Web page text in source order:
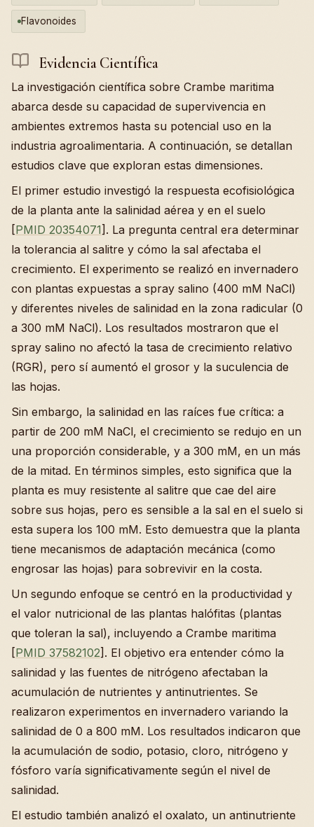
Flavonoides
Evidencia Científica
La investigación científica sobre Crambe maritima
abarca desde su capacidad de supervivencia en
ambientes extremos hasta su potencial uso en la
industria agroalimentaria. A continuación, se detallan
estudios clave que exploran estas dimensiones.
El primer estudio investigó la respuesta ecofisiológica
de la planta ante la salinidad aérea y en el suelo
[PMID 20354071]. La pregunta central era determinar
la tolerancia al salitre y cómo la sal afectaba el
crecimiento. El experimento se realizó en invernadero
con plantas expuestas a spray salino (400 mM NaCl)
y diferentes niveles de salinidad en la zona radicular (0
a 300 mM NaCl). Los resultados mostraron que el
spray salino no afectó la tasa de crecimiento relativo
(RGR), pero sí aumentó el grosor y la suculencia de
las hojas.
Sin embargo, la salinidad en las raíces fue crítica: a
partir de 200 mM NaCl, el crecimiento se redujo en un
una proporción considerable, y a 300 mM, en un más
de la mitad. En términos simples, esto significa que la
planta es muy resistente al salitre que cae del aire
sobre sus hojas, pero es sensible a la sal en el suelo si
esta supera los 100 mM. Esto demuestra que la planta
tiene mecanismos de adaptación mecánica (como
engrosar las hojas) para sobrevivir en la costa.
Un segundo enfoque se centró en la productividad y
el valor nutricional de las plantas halófitas (plantas
que toleran la sal), incluyendo a Crambe maritima
[PMID 37582102]. El objetivo era entender cómo la
salinidad y las fuentes de nitrógeno afectaban la
acumulación de nutrientes y antinutrientes. Se
realizaron experimentos en invernadero variando la
salinidad de 0 a 800 mM. Los resultados indicaron que
la acumulación de sodio, potasio, cloro, nitrógeno y
fósforo varía significativamente según el nivel de
salinidad.
El estudio también analizó el oxalato, un antinutriente